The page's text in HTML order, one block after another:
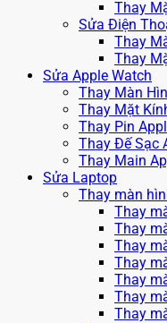
Thay
Sửa Điện
Thay
Thay
Sửa Apple Watch
Thay Màn
Thay Mặt
Thay Pin
Thay Đế Sạc
Thay Main
Sửa Laptop
Thay màn
Thay
Thay
Thay
Thay
Thay
Thay
Thay